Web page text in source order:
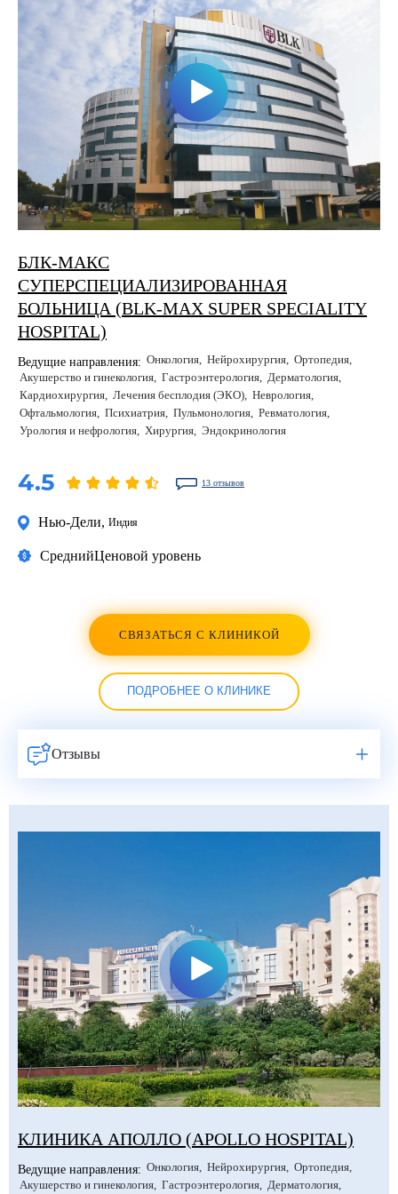
БЛК-МАКС
СУПЕРСПЕЦИАЛИЗИРОВАННАЯ
БОЛЬНИЦА (BLK-MAX SUPER SPECIALITY
HOSPITAL)
Ведущие направления: Онкология Нейрохирургия Ортопедия
Акушерство и гинекология Гастроэнтерология Дерматология
Кардиохирургия Лечения бесплодия (ЭКО) Неврология
Офтальмология Психиатрия Пульмонология Ревматология
Урология и нефрология Хирургия Эндокринология
4.5 13 отзывов
Нью-Дели, Индия
СреднийЦеновой уровень
СВЯЗАТЬСЯ С КЛИНИКОЙ
ПОДРОБНЕЕ О КЛИНИКЕ
Отзывы
КЛИНИКА АПОЛЛО (APOLLO HOSPITAL)
Ведущие направления: Онкология Нейрохирургия Ортопедия
Акушерство и гинекология Гастроэнтерология Дерматология